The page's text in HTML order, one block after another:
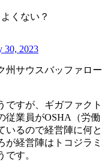
くない？
30, 2023
州サウスバッファロー
ですが、ギガファクト
従業員がOSHA（労働
いるので経営陣に何と
が経営陣はトコジラミ
す。